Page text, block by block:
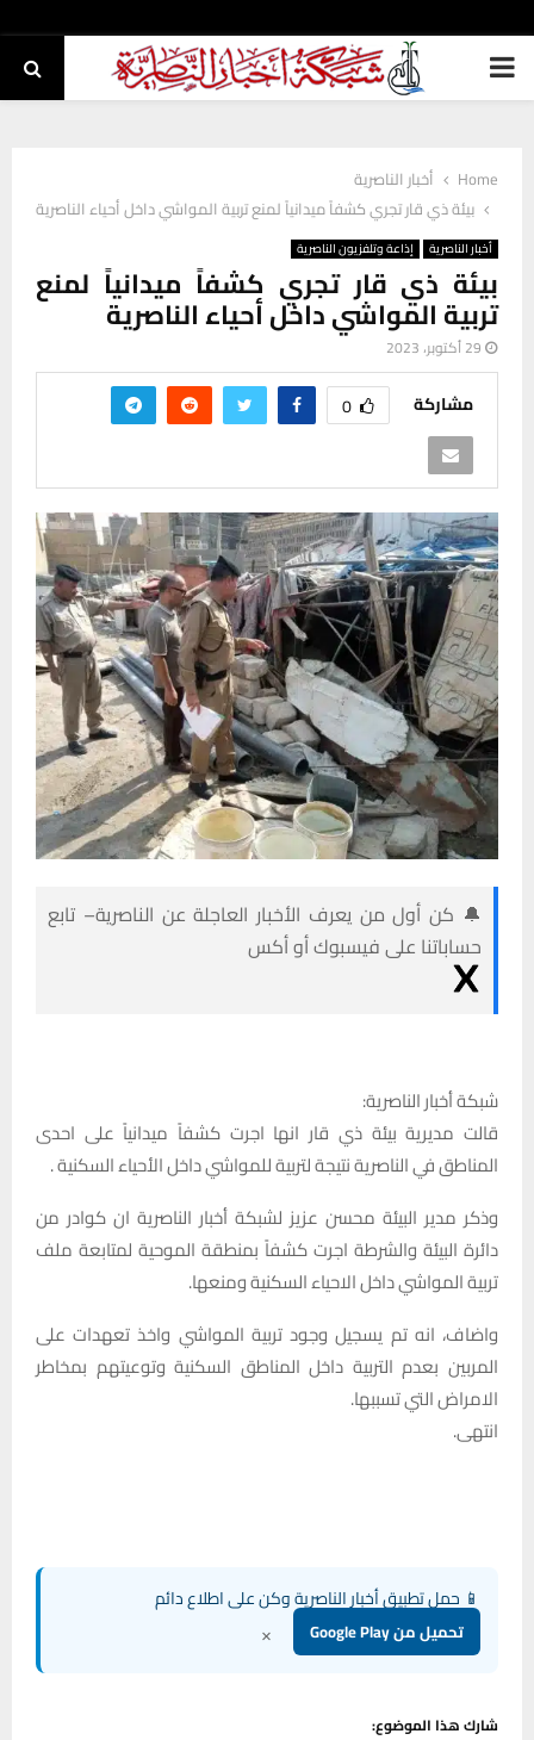
PRIMARY
Home
أخبار الناصرية
بيئة ذي قار تجري كشفاً ميدانياً لمنع تربية المواشي داخل أحياء الناصرية
أخبار الناصرية إذاعة وتلفزيون الناصرية
بيئة ذي قار تجري كشفاً ميدانياً لمنع
تربية المواشي داخل أحياء الناصرية
29 أكتوبر، 2023
مشاركة 0
🔔 كن أول من يعرف الأخبار العاجلة عن الناصرية– تابع
حساباتنا على فيسبوك أو أكس
شبكة أخبار الناصرية:
قالت مديرية بيئة ذي قار انها اجرت كشفاً ميدانياً على احدى
المناطق في الناصرية نتيجة لتربية للمواشي داخل الأحياء السكنية .
وذكر مدير البيئة محسن عزيز لشبكة أخبار الناصرية ان كوادر من
دائرة البيئة والشرطة اجرت كشفاً بمنطقة الموحية لمتابعة ملف
تربية المواشي داخل الاحياء السكنية ومنعها.
واضاف، انه تم يسجيل وجود تربية المواشي واخذ تعهدات على
المربين بعدم التربية داخل المناطق السكنية وتوعيتهم بمخاطر
الامراض التي تسببها.
انتهى.
📱 حمل تطبيق أخبار الناصرية وكن على اطلاع دائم
تحميل من Google Play ×
شارك هذا الموضوع: